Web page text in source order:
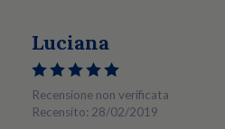
Luciana
Recensione non verificata
Recensito: 28/02/2019